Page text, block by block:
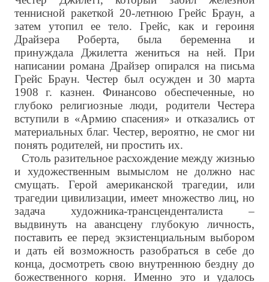
теннисной ракеткой 20-летнюю Грейс Браун, а
затем утопил ее тело. Грейс, как и героиня
Драйзера Роберта, была беременна и
принуждала Джилетта жениться на ней. При
написании романа Драйзер опирался на письма
Грейс Браун. Честер был осужден и 30 марта
1908 г. казнен. Финансово обеспеченные, но
глубоко религиозные люди, родители Честера
вступили в «Армию спасения» и отказались от
материальных благ. Честер, вероятно, не смог ни
понять родителей, ни простить их.
Столь разительное расхождение между жизнью
и художественным вымыслом не должно нас
смущать. Герой американской трагедии, или
трагедии цивилизации, имеет множество лиц, но
задача художника-трансценденталиста –
выдвинуть на авансцену глубокую личность,
поставить ее перед экзистенциальным выбором
и дать ей возможность разобраться в себе до
конца, досмотреть свою внутреннюю бездну до
божественного корня. Именно это и удалось